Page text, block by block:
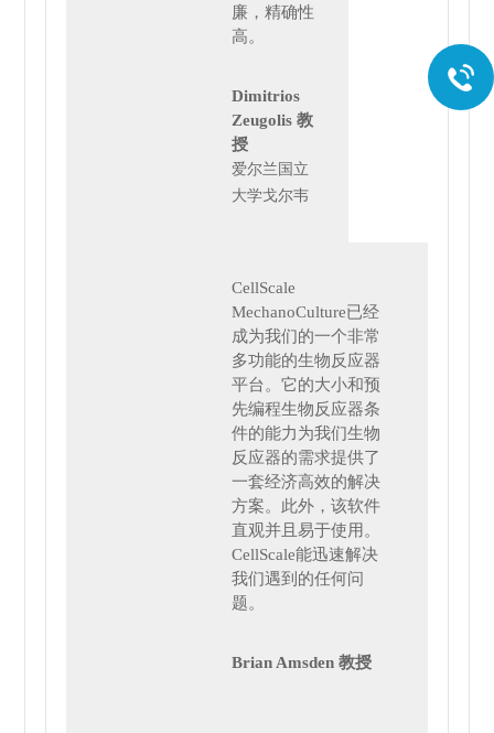
廉，精确性
高。
Dimitrios
Zeugolis 教
授
爱尔兰国立
大学戈尔韦
CellScale
MechanoCulture已经
成为我们的一个非常
多功能的生物反应器
平台。它的大小和预
先编程生物反应器条
件的能力为我们生物
反应器的需求提供了
一套经济高效的解决
方案。此外，该软件
直观并且易于使用。
CellScale能迅速解决
我们遇到的任何问
题。
Brian Amsden 教授